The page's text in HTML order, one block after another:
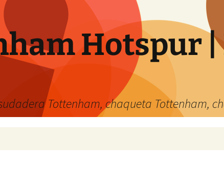
Hotspur
Tottenham, chaqueta Tottenham,